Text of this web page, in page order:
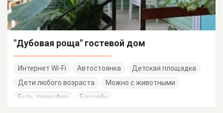
"Дубовая роща" гостевой дом
Интернет Wi-Fi Автостоянка
Детская площадка
Дети любого возраста
Можно с животными
Есть трансфер
Бассейн